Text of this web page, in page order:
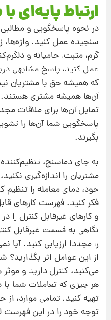
ارتباط پایه‌ای
در نحوه پاسخگویی و مطالبی
سنجیده عمل کنید. واژه‌ها،
گرم، مثبت، حامیانه و
عمل کنید، پاسخ مشابهی
که همیشه حق با مشتریان
آن‌ها همیشه مشتری
تمایل آن‌ها برای ملاقات
پاسخگویی شما آن‌ها را
بگیرند.
به‌ جای دماسنج،
مشتریان را اندازه‌گیری
خود، دمای معامله را تنظیم
فکر کنید. فهرست کارهای
و کارهای غیرقابل کنترل را
نگاهی به قسمت غیرقابل
را مجددا ارزیابی کنید. آیا
از این عوامل اثر بگذارید؟
می‌کنید، کنترل دارید و
هر چیزی که تعاملات شما
تهیه کنید. تمامی موارد،
توجه خود را در این فهرست